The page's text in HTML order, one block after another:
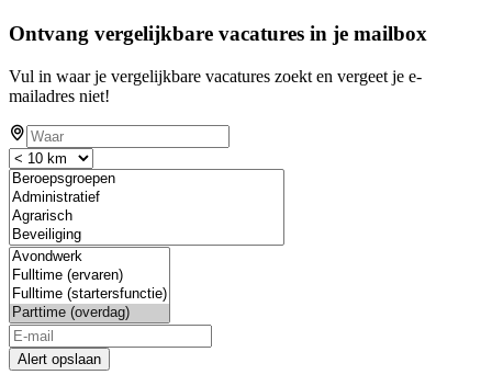
Ontvang vergelijkbare vacatures in je mailbox
Vul in waar je vergelijkbare vacatures zoekt en vergeet je e-
mailadres niet!
Alert opslaan